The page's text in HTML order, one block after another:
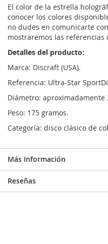
El color de la estrella
conocer los colores
no dudes en comunicarte
mostraremos las referencias
Detalles del producto:
Marca: Discraft (USA).
Referencia: Ultra-Star
Diámetro: aproximadamente
Peso: 175 gramos.
Categoría: disco clásico de
Más Información
Reseñas